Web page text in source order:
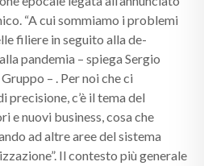
“A cui sommiamo i problemi
filiere in seguito alla de-
pandemia – spiega Sergio
– . Per noi che ci
precisione, c’è il tema del
e nuovi business, cosa che
ad altre aree del sistema
Il contesto più generale